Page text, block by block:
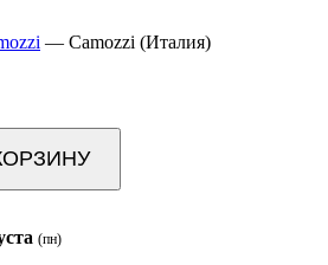
— Camozzi (Италия)
(пн)